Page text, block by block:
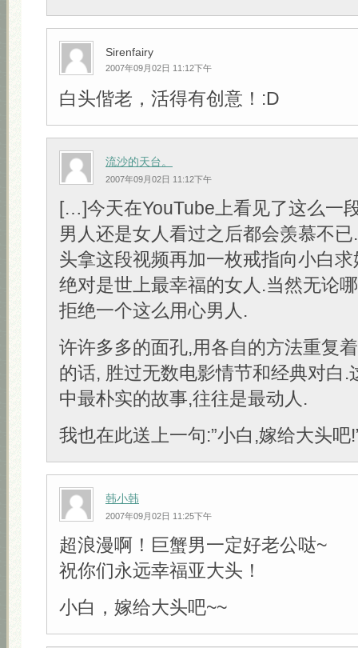
Sirenfairy
2007年09月02日 11:12下午
白头偕老，活得有创意！:D
流沙的天台。
2007年09月02日 11:12下午
[…]今天在YouTube上看见了这么一
男人还是女人看过之后都会羡慕不
头拿这段视频再加一枚戒指向小白
绝对是世上最幸福的女人.当然无论
拒绝一个这么用心男人.
许许多多的面孔,用各自的方法重复
的话, 胜过无数电影情节和经典对白.
中最朴实的故事,往往是最动人.
我也在此送上一句:”小白,嫁给大头
韩小韩
2007年09月02日 11:25下午
超浪漫啊！巨蟹男一定好老公哒~
祝你们永远幸福亚大头！
小白，嫁给大头吧~~